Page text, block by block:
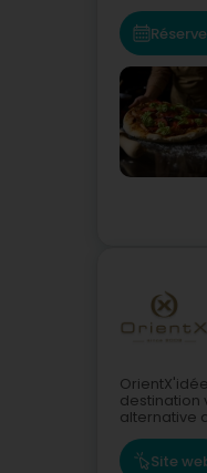
destination
alternative
Site